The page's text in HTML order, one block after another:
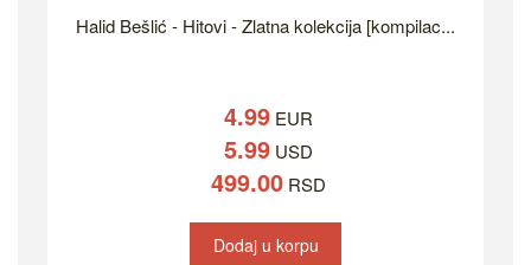
Halid Bešlić - Hitovi - Zlatna kolekcija [kompilac...
4.99 EUR
5.99 USD
499.00 RSD
Dodaj u korpu